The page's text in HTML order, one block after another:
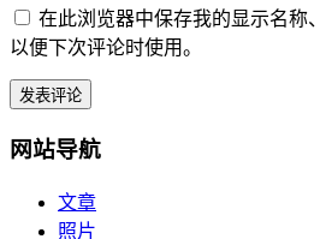
在此浏览器中保存我的显示名称
以便下次评论时使用。
网站导航
文章
照片